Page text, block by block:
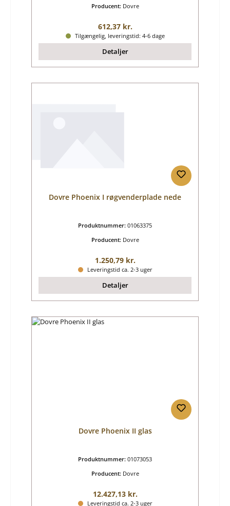
Producent: Dovre
Almindelig pris:
612,37 kr.
Tilgængelig, leveringstid: 4-6 dage
Detaljer
Dovre Phoenix I røgvenderplade nede
Produktnummer: 01063375
Producent: Dovre
Almindelig pris:
1.250,79 kr.
Leveringstid ca. 2-3 uger
Detaljer
Dovre Phoenix II glas
Produktnummer: 01073053
Producent: Dovre
Almindelig pris:
12.427,13 kr.
Leveringstid ca. 2-3 uger